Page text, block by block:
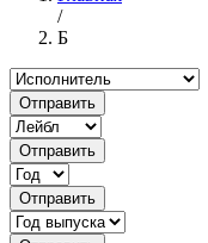
/
Б
Отправить
Отправить
Отправить